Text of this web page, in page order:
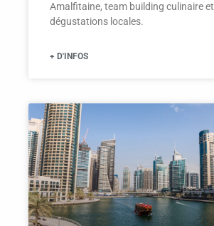
Amalfitaine, team building culinaire et
dégustations locales.
+ D'INFOS